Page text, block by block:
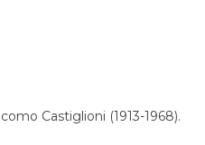
Castiglioni (1913-1968).